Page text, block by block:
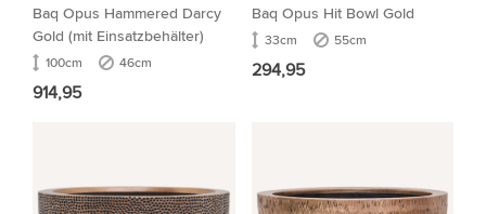
Baq Opus Hammered Darcy
Gold (mit Einsatzbehälter)
100cm 46cm
914,95
Baq Opus Hit Bowl Gold
33cm 55cm
294,95